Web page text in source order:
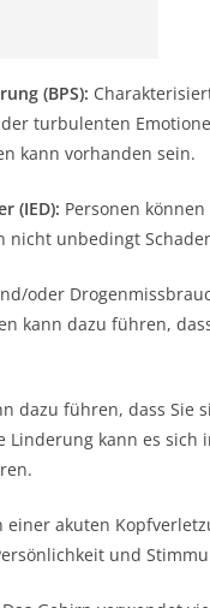
(BPS):
turbulenten
kann vorhanden sein.
(IED): Personen
nicht unbedingt
oder
kann dazu führen,
dazu führen, dass Sie
Linderung kann es
einer akuten
und